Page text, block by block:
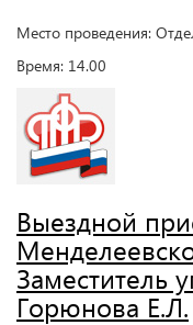
Место проведения:
Время: 14.00
Выездной
Заместитель
Горюнова Е.Л.